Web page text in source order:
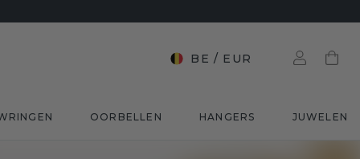
BE / EUR
OORBELLEN HANGERS JUWELEN